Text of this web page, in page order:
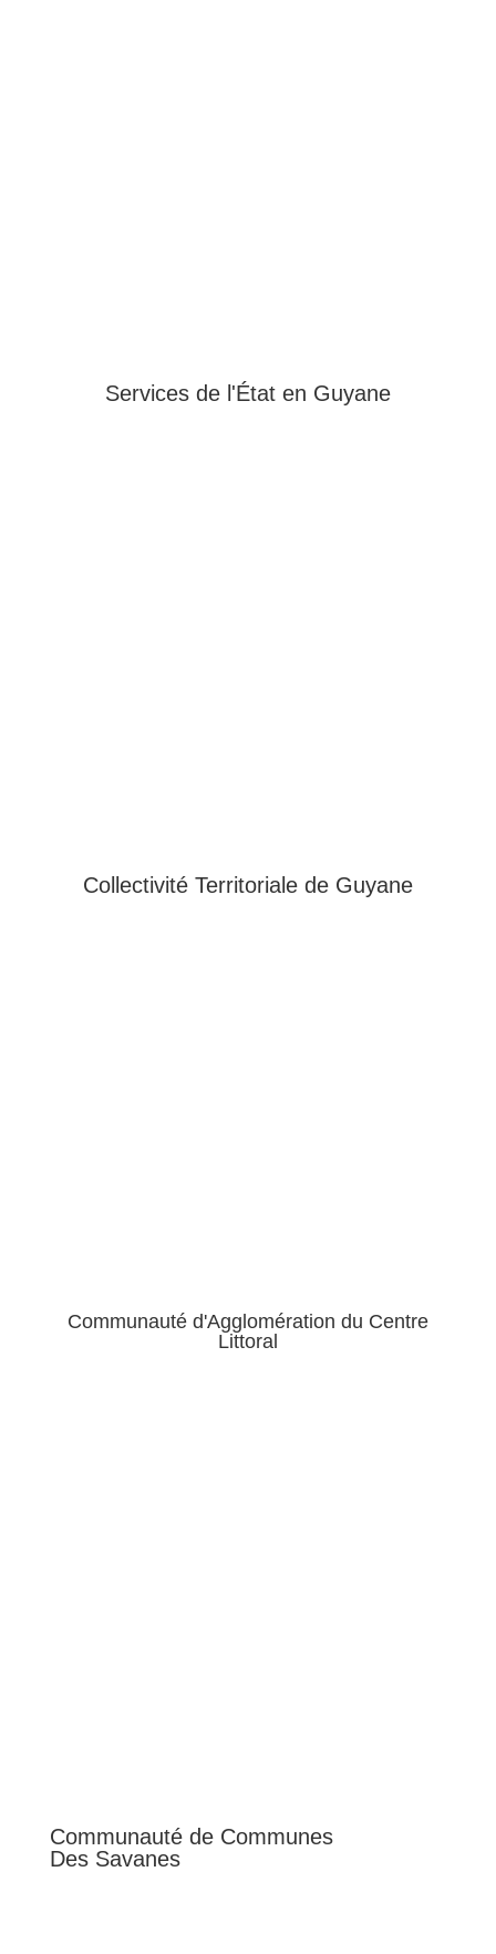
Services de l'État en Guyane
Collectivité Territoriale de Guyane
Communauté d'Agglomération du Centre
Littoral
Communauté de Communes
Des Savanes